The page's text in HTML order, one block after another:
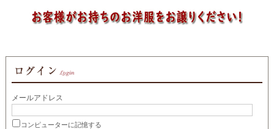
メールアドレス
コンピューターに記憶する